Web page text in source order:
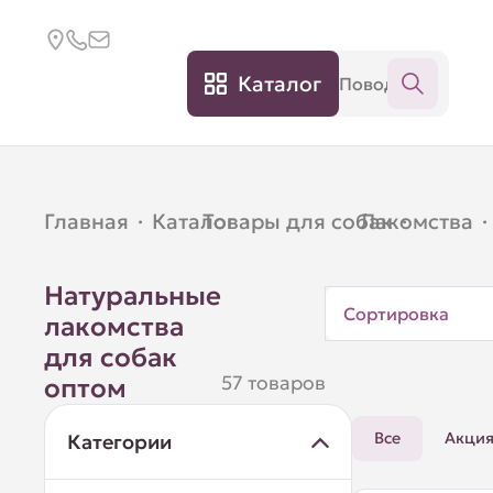
Каталог
Главная · Каталог ·
Товары для собак ·
Лакомства ·
Натуральные
лакомства
для собак
оптом
57 товаров
Сортировка
Категории Все